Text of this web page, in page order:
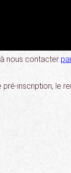
à nous contacter
inscription, le